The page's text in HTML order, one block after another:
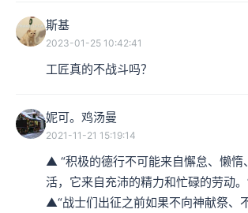
斯基
2023-01-25 10:42:41
工匠真的不战斗吗？
妮可。鸡汤曼
2021-11-21 15:19:14
▲ “积极的德行不可能来自懈怠、懒惰
活，它来自充沛的精力和忙碌的劳动。
▲“战士们出征之前如果不向神献祭、